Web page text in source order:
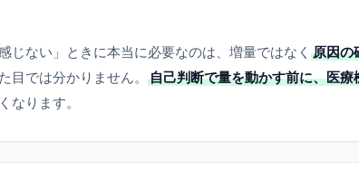
じない」ときに本当に必要なのは、増量ではなく 原因の
目では分かりません。
自己判断で量を動かす前に、医療
なります。